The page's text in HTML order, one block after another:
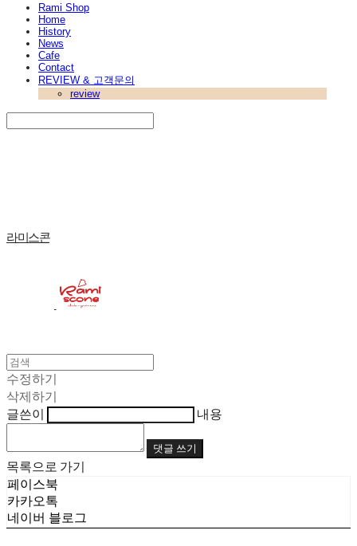
Rami Shop
Home
History
News
Cafe
Contact
REVIEW & 고객문의
review
라미스콘
수정하기
삭제하기
글쓴이
내용
댓글 쓰기
목록으로 가기
페이스북
카카오톡
네이버 블로그